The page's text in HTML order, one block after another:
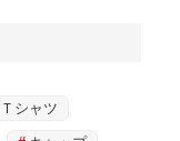
Ｔシャツ